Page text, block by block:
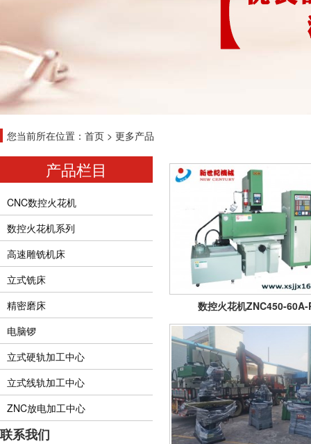
您当前所在位置： 首页 > 更多产品
产品栏目
CNC数控火花机
数控火花机系列
高速雕铣机床
立式铣床
精密磨床
电脑锣
立式硬轨加工中心
立式线轨加工中心
ZNC放电加工中心
联系我们
数控火花机ZNC450-60A-